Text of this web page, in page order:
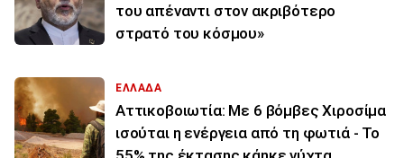
του απέναντι στον ακριβότερο
στρατό του κόσμου»
ΕΛΛΑΔΑ
Αττικοβοιωτία: Με 6 βόμβες Χιροσίμα
ισούται η ενέργεια από τη φωτιά - Το